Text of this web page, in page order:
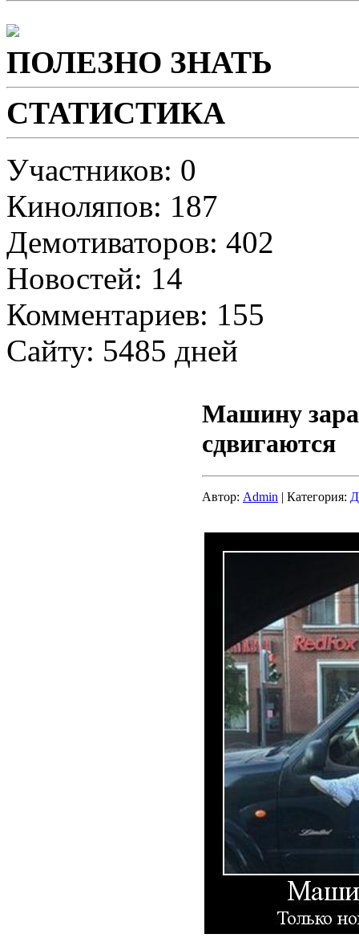
ПОЛЕЗНО ЗНАТЬ
СТАТИСТИКА
Участников: 0
Киноляпов: 187
Демотиваторов: 402
Новостей: 14
Комментариев: 155
Сайту: 5485 дней
Машину
сдвигаются
Автор: Admin | Категория: